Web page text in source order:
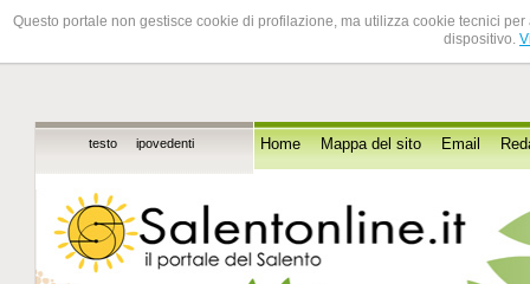
Questo portale non gestisce cookie di profilazione, ma utilizza cookie tecnici
dispositivo.
testo ipovedenti Home Mappa del sito Email